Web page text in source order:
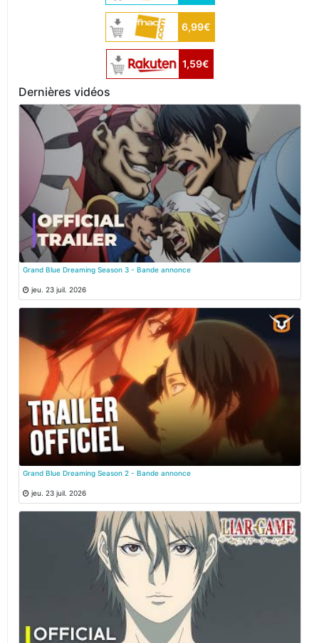
6,99€
1,59€
Dernières vidéos
Grand Blue Dreaming Season 3 - Bande annonce
jeu. 23 juil. 2026
Grand Blue Dreaming Season 2 - Bande annonce
jeu. 23 juil. 2026